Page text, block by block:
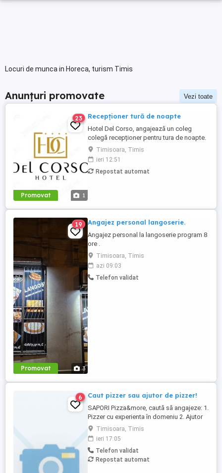
Locuri de munca in Horeca, turism Timis
Anunțuri promovate Vezi toate
Promovat 1
23 Recepționer tură de noapte
Hotel Del Corso, angajează un coleg
colegă recepționer pentru tura de noapte.
Responsabilități: - cunoașterea imbii
engleze obligatorie; - ture: 2 ture de 12h, 2
zile libere, doar de noapte; - să fii o
persoană serioasă și muncitoare; - să
Timisoara, Timis
ieri 12:51
Repostat automat
Promovat 3
19 Angajez personal langoserie.
Angajez personal la langoserie program 8
ore .
Timisoara, Timis
azi 09:03
Telefon validat
6 Caut pizzer sau ajutor de pizzer!
SAPORI Pizza&more, caută să angajeze: 1.
Pizzer cu experienta în domeniu 2. Ajutor
de pizzer cu experienta Toate detaliile
despre program și salariu se discuta la
interviu. Asteptam CV-ul tău în mesaj sau
pe
Timisoara, Timis
ieri 17:05
Telefon validat
Repostat automat